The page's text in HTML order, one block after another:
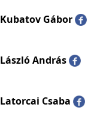
Kubatov Gábor
László András
Latorcai Csaba